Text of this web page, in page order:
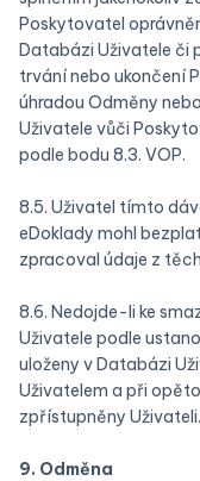
Poskytovatel
Databázi Uživatele či
trvání nebo ukončení
úhradou Odměny
Uživatele vůči
podle bodu ‎8.3. VOP.
8.5. Uživatel tímto
eDoklady mohl
zpracoval údaje z
8.6. Nedojde-li ke
Uživatele podle
uloženy v Databázi
Uživatelem a při
zpřístupněny Uživateli.
9. Odměna